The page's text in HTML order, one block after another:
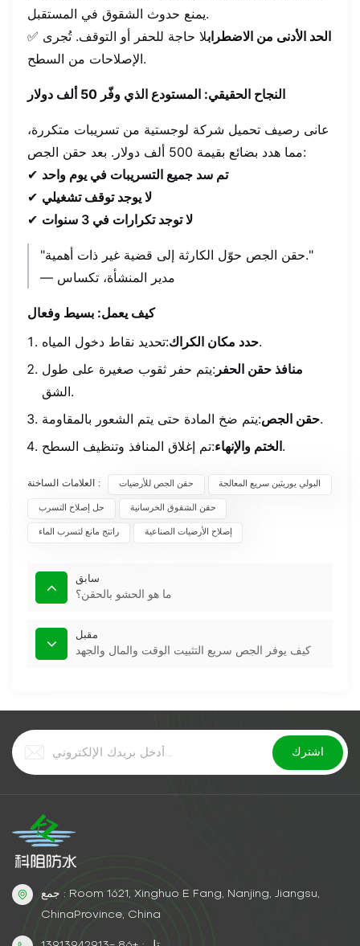
يمنع حدوث الشقوق في المستقبل.
✅
الحد الأدنى من الاضطرابلا حاجة للحفر أو التوقف. تُجرى
الإصلاحات من السطح.
النجاح الحقيقي: المستودع الذي وفّر 50 ألف دولار
عانى رصيف تحميل شركة لوجستية من تسريبات متكررة،
مما هدد بضائع بقيمة 500 ألف دولار. بعد حقن الجص:
✔ تم سد جميع التسريبات في يوم واحد
✔ لا يوجد توقف تشغيلي
✔
لا توجد تكرارات في 3 سنوات
"حقن الجص حوّل الكارثة إلى قضية غير ذات أهمية."
— مدير المنشأة، تكساس
كيف يعمل: بسيط وفعال
حدد مكان الكراك:تحديد نقاط دخول المياه.
منافذ حقن الحفر :يتم حفر ثقوب صغيرة على طول
الشق.
حقن الجص:يتم ضخ المادة حتى يتم الشعور بالمقاومة.
الختم والإنهاء:تم إغلاق المنافذ وتنظيف السطح.
العلامات الساخنة : حقن الجص للأرضيات البولي يوريثين سريع المعالجة
حل إصلاح التسرب حقن الشقوق الخرسانية
راتنج مانع لتسرب الماء إصلاح الأرضيات الصناعية
سابق
ما هو الحشو بالحقن؟
مقبل
كيف يوفر الجص سريع التثبيت الوقت والمال والجهد
جمع : Room 1621, Xinghuo E Fang, Nanjing, Jiangsu,
ChinaProvince, China